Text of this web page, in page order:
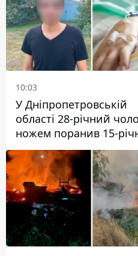
10:03
У Дніпропетровській
області 28-річний
ножем поранив 15-
хлопця